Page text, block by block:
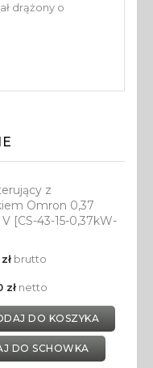
drążony o
z
Omron 0,37
[CS-43-15-0,37kW-
brutto
złnetto
DO KOSZYKA
DO SCHOWKA